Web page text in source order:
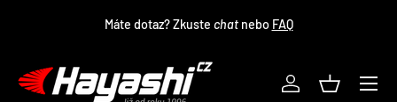
PŘEJÍT NA OBSAHMáte dotaz? Zkuste chatnebo FAQ
Log inKošík
Menu